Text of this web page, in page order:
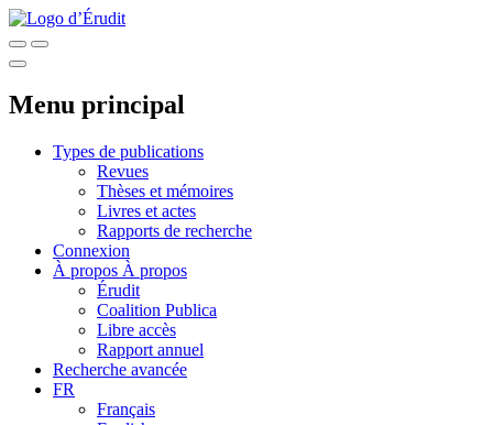
Menu principal
Types de publications
Revues
Thèses et mémoires
Livres et actes
Rapports de recherche
Connexion
À propos À propos
Érudit
Coalition Publica
Libre accès
Rapport annuel
Recherche avancée
FR
Français